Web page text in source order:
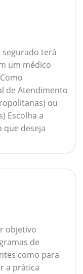
segurado terá
um médico
Como
de Atendimento
ou
Escolha a
que deseja
objetivo
de
como para
a prática